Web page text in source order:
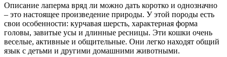
Описание лаперма вряд ли можно дать коротко и однозначно
– это настоящее произведение природы. У этой породы есть
свои особенности: курчавая шерсть, характерная форма
головы, завитые усы и длинные ресницы. Эти кошки очень
веселые, активные и общительные. Они легко находят общий
язык с детьми и другими домашними животными.